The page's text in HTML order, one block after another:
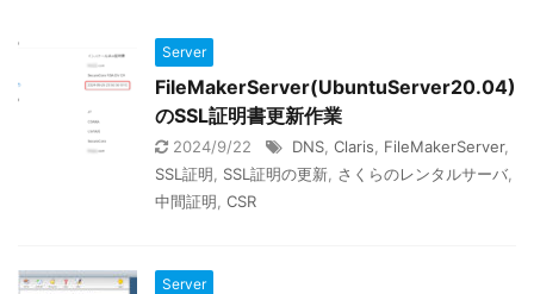
Server
FileMakerServer(UbuntuServer20.04)
のSSL証明書更新作業
2024/9/22 DNS Claris FileMakerServer,
SSL証明
SSL証明の更新 さくらのレンタルサーバ
中間証明 CSR
Server